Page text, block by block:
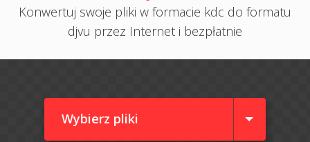
Konwertuj swoje pliki w formacie kdc do formatu
djvu przez Internet i bezpłatnie
Wybierz pliki